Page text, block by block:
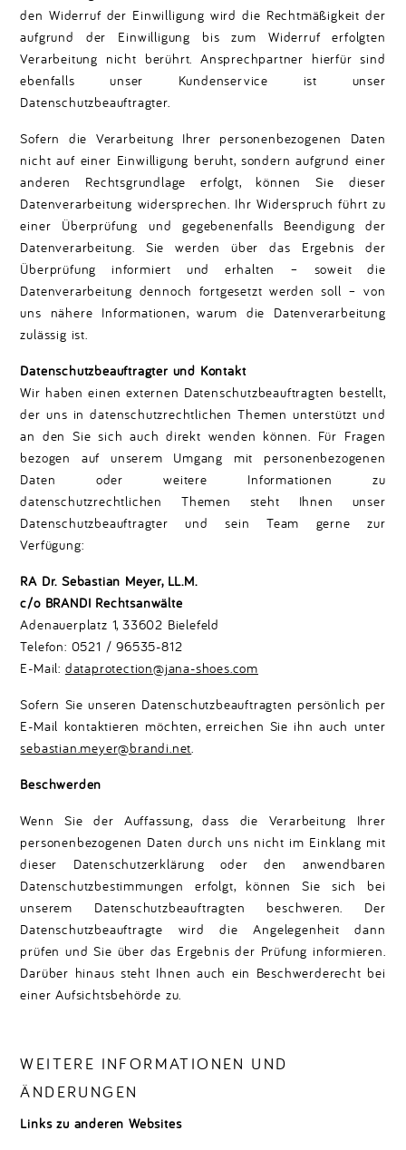
den Widerruf der Einwilligung wird die Rechtmäßigkeit der
aufgrund der Einwilligung bis zum Widerruf erfolgten
Verarbeitung nicht berührt. Ansprechpartner hierfür sind
ebenfalls unser Kundenservice ist unser
Datenschutzbeauftragter.
Sofern die Verarbeitung Ihrer personenbezogenen Daten
nicht auf einer Einwilligung beruht, sondern aufgrund einer
anderen Rechtsgrundlage erfolgt, können Sie dieser
Datenverarbeitung widersprechen. Ihr Widerspruch führt zu
einer Überprüfung und gegebenenfalls Beendigung der
Datenverarbeitung. Sie werden über das Ergebnis der
Überprüfung informiert und erhalten – soweit die
Datenverarbeitung dennoch fortgesetzt werden soll – von
uns nähere Informationen, warum die Datenverarbeitung
zulässig ist.
Datenschutzbeauftragter und Kontakt
Wir haben einen externen Datenschutzbeauftragten bestellt,
der uns in datenschutzrechtlichen Themen unterstützt und
an den Sie sich auch direkt wenden können. Für Fragen
bezogen auf unserem Umgang mit personenbezogenen
Daten oder weitere Informationen zu
datenschutzrechtlichen Themen steht Ihnen unser
Datenschutzbeauftragter und sein Team gerne zur
Verfügung:
RA Dr. Sebastian Meyer, LL.M.
c/o BRANDI Rechtsanwälte
Adenauerplatz 1, 33602 Bielefeld
Telefon: 0521 / 96535-812
E-Mail: dataprotection@jana-shoes.com
Sofern Sie unseren Datenschutzbeauftragten persönlich per
E-Mail kontaktieren möchten, erreichen Sie ihn auch unter
sebastian.meyer@brandi.net.
Beschwerden
Wenn Sie der Auffassung, dass die Verarbeitung Ihrer
personenbezogenen Daten durch uns nicht im Einklang mit
dieser Datenschutzerklärung oder den anwendbaren
Datenschutzbestimmungen erfolgt, können Sie sich bei
unserem Datenschutzbeauftragten beschweren. Der
Datenschutzbeauftragte wird die Angelegenheit dann
prüfen und Sie über das Ergebnis der Prüfung informieren.
Darüber hinaus steht Ihnen auch ein Beschwerderecht bei
einer Aufsichtsbehörde zu.
WEITERE INFORMATIONEN UND
ÄNDERUNGEN
Links zu anderen Websites